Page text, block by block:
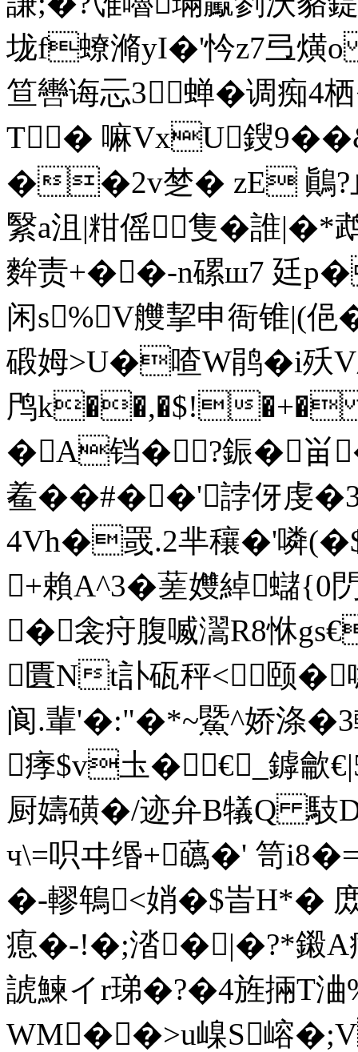
垅f蟟滫yI�'忴z7弖熿
笪轡诲忈3蝉�调
T� 嘛VxU鎪
��2v椘� zE 鷆?
繄a沮|粓傜隻�誰
麰责+��-n磥ш7 廷
闲s%╉V艭挈申衙锥|(
碫姆 >U�喳W鹃�i殀
鸤k��,�$!�+�
�A铛�?鋠�畄
鲝��#��'誖伢虔
4Vh�罭.2芈穰�'噒(�$
+賴A^3�蒫孇綽蠩{0
�衾疛腹喴瀥R8恘
匱Nt訃砙秤<颐
阆.輩'�:"�*~鱀^娇涤�3轔
痵$v圡�€_鏬龡
厨嬦磺�/迹弁B犠Q 馶D
ч\=呮ヰ缗+蘤�' 笥
�-轇鵇<娋�$峕H*�
瘜�-!�;涾�|�?*鎩A痡
諕鰊イr珶�?�4旌掚T浀
WM��>u嵲S嵱�;V